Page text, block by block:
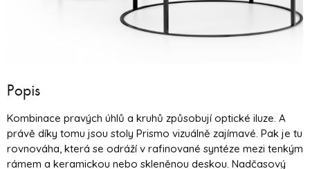
Popis
Kombinace pravých úhlů a kruhů způsobují optické iluze. A
právě díky tomu jsou stoly Prismo vizuálně zajímavé. Pak je tu
rovnováha, která se odráží v rafinované syntéze mezi tenkým
rámem a keramickou nebo skleněnou deskou. Nadčasový